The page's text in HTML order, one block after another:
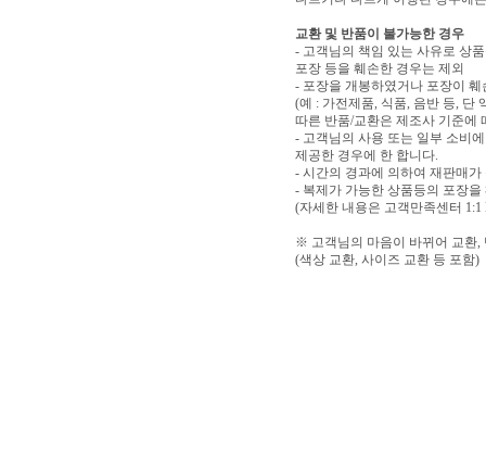
교환 및 반품이 불가능한 경우
- 고객님의 책임 있는 사유로 상
포장 등을 훼손한 경우는 제외
- 포장을 개봉하였거나 포장이
(예 : 가전제품, 식품, 음반 등, 단
따른 반품/교환은 제조사 기준에
- 고객님의 사용 또는 일부 소비
제공한 경우에 한 합니다.
- 시간의 경과에 의하여 재판매
- 복제가 가능한 상품등의 포장을
(자세한 내용은 고객만족센터
※ 고객님의 마음이 바뀌어 교환,
(색상 교환, 사이즈 교환 등 포함)